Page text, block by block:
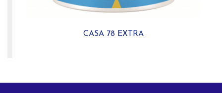
CASA 78 EXTRA